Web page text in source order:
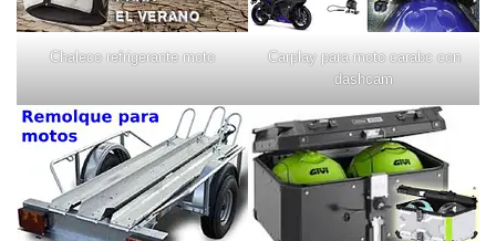
Chaleco refrigerante moto
Carplay para moto carabc con
dashcam